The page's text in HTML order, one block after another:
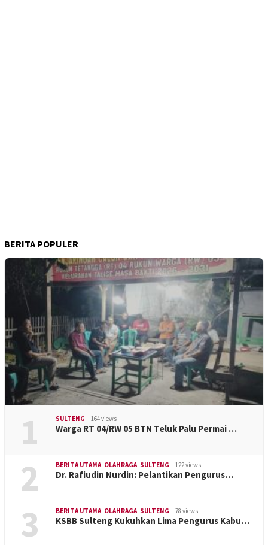
BERITA POPULER
1 SULTENG 164 views
Warga RT 04/RW 05 BTN Teluk Palu Permai …
2 BERITA UTAMA, OLAHRAGA, SULTENG 122 views
Dr. Rafiudin Nurdin: Pelantikan Pengurus…
3 BERITA UTAMA, OLAHRAGA, SULTENG 78 views
KSBB Sulteng Kukuhkan Lima Pengurus Kabu…